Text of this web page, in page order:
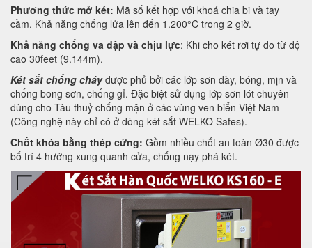
Phương thức mở két: Mã số kết hợp với khoá chia bi và tay
cầm. Khả năng chống lửa lên đến 1.200°C trong 2 giờ.
Khả năng chống va đập và chịu lực: Khi cho két rơi tự do từ độ
cao 30feet (9.144m).
Két sắt chống cháyđược phủ bởi các lớp sơn dày, bóng, mịn và
chống bong sơn, chống gỉ. Đặc biệt sử dụng lớp sơn lót chuyên
dùng cho Tàu thuỷ chống mặn ở các vùng ven biển Việt Nam
(Công nghệ này chỉ có ở dòng két sắt WELKO Safes).
Chốt khóa bằng thép cứng: Gồm nhiều chốt an toàn Ø30 được
bố trí 4 hướng xung quanh cửa, chống nạy phá két.